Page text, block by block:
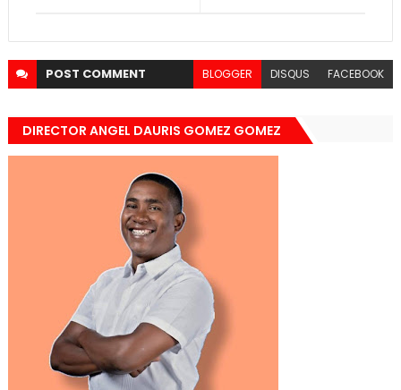
POST COMMENT BLOGGER DISQUS FACEBOOK
DIRECTOR ANGEL DAURIS GOMEZ GOMEZ